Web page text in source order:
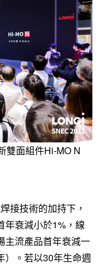
雙面組件Hi-MO N
接技術的加持下，
年衰減小於1%，線
主流產品首年衰減一
）。若以30年生命週